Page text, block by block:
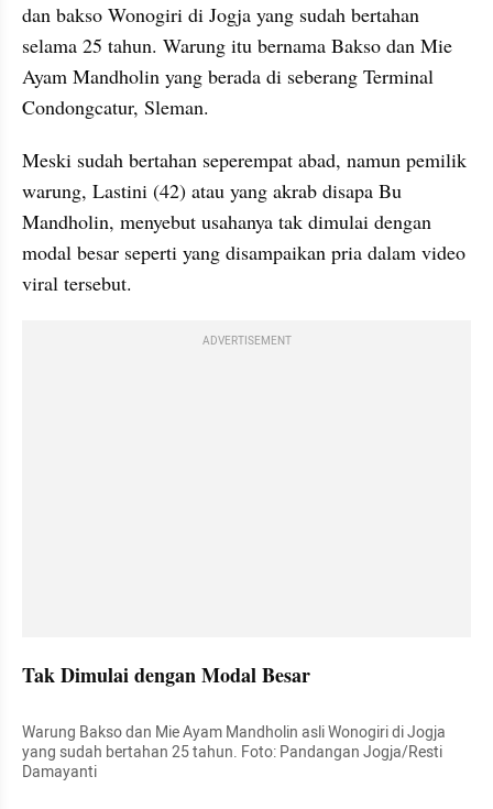
dan bakso Wonogiri di Jogja yang sudah bertahan
selama 25 tahun. Warung itu bernama Bakso dan Mie
Ayam Mandholin yang berada di seberang Terminal
Condongcatur, Sleman.
Meski sudah bertahan seperempat abad, namun pemilik
warung, Lastini (42) atau yang akrab disapa Bu
Mandholin, menyebut usahanya tak dimulai dengan
modal besar seperti yang disampaikan pria dalam video
viral tersebut.
ADVERTISEMENT
Tak Dimulai dengan Modal Besar
Warung Bakso dan Mie Ayam Mandholin asli Wonogiri di Jogja
yang sudah bertahan 25 tahun. Foto: Pandangan Jogja/Resti
Damayanti